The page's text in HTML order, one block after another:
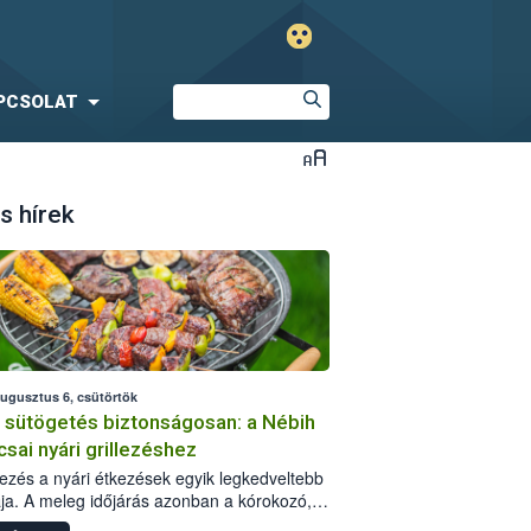
hírek
6, csütörtök
sütögetés biztonságosan: a Nébih
nyári grillezéshez
a nyári étkezések egyik legkedveltebb
A meleg időjárás azonban a kórokozó,
okozó baktériumok gyorsabb